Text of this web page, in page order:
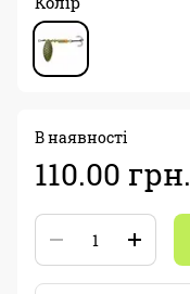
В наявності
110.00 грн.